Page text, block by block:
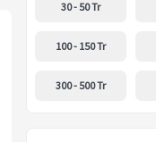
30 - 50 Tr
100 - 150 Tr
300 - 500 Tr